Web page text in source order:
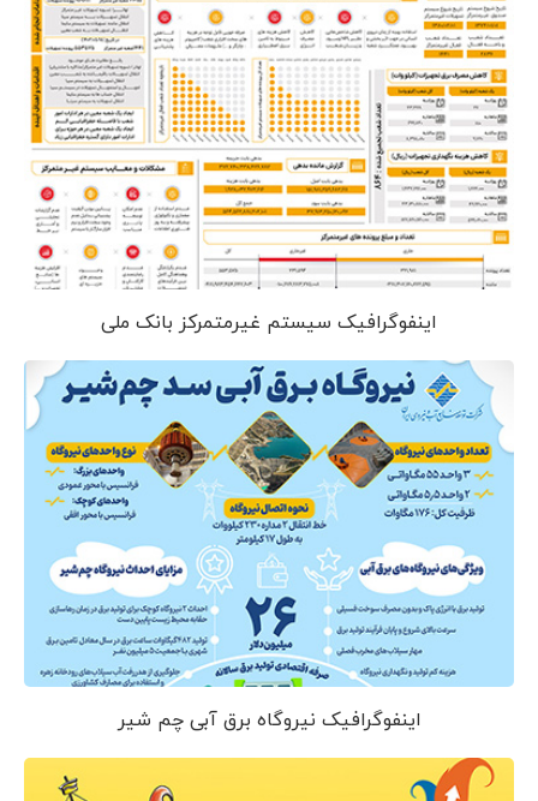
اینفوگرافیک سیستم غیرمتمرکز بانک ملی
اینفوگرافیک نیروگاه برق آبی چم شیر